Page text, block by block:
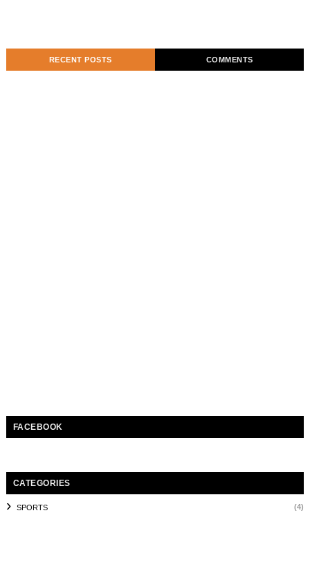
RECENT POSTS COMMENTS
FACEBOOK
CATEGORIES
SPORTS (4)